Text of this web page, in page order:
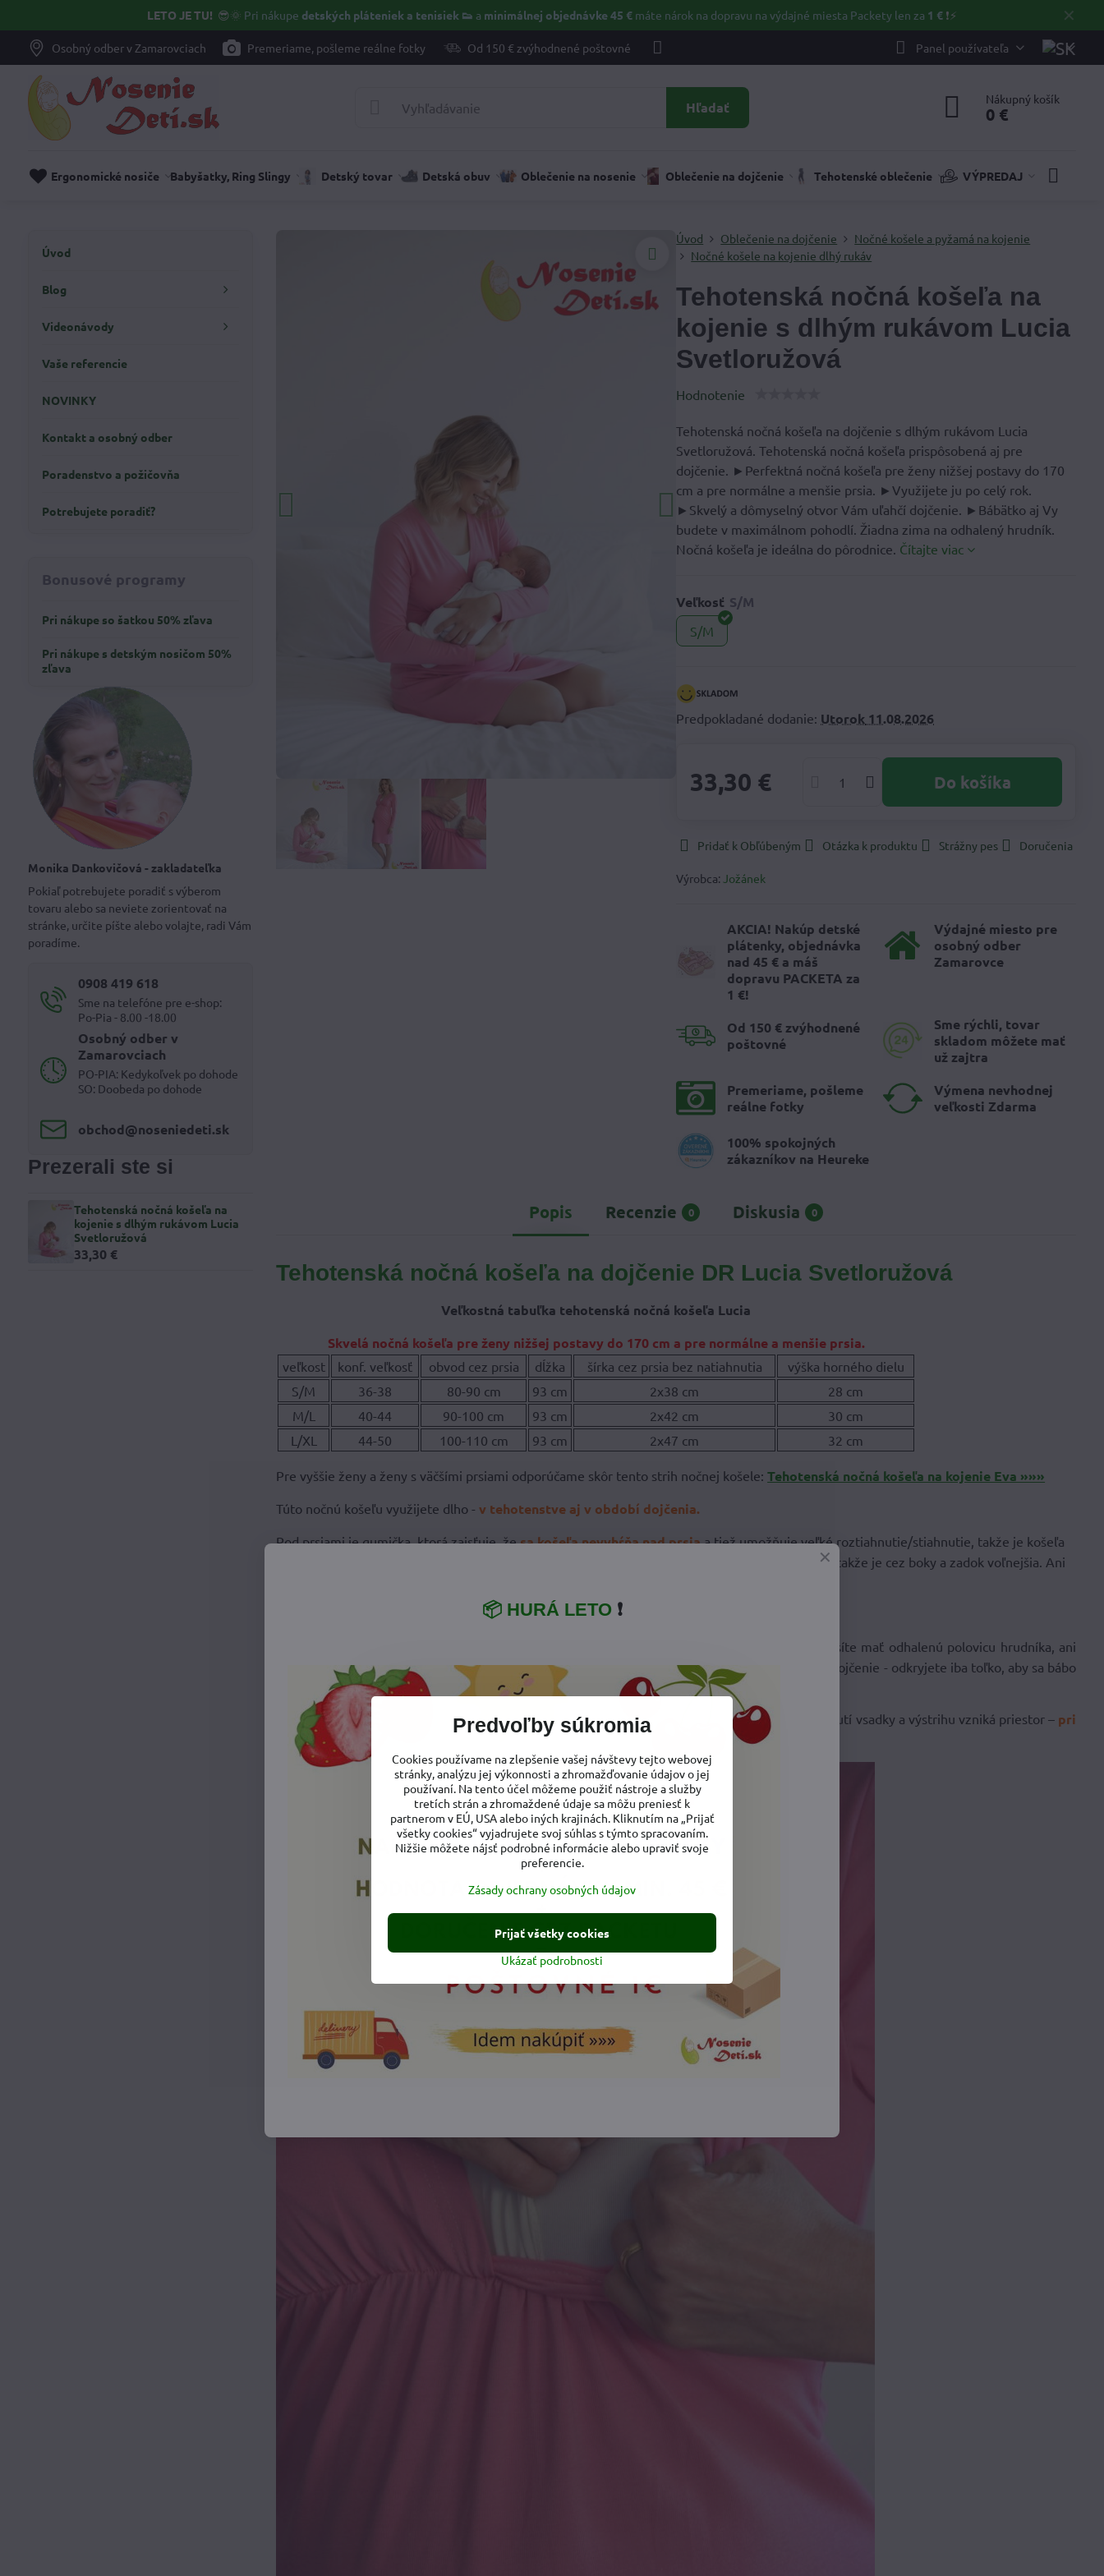
✕
LETO JE TU! 😎🌞 Pri nákupe detských pláteniek a tenisiek 👟 a minimálnej objednávke 45 €máte nárok na dopravu na výdajné miesta Packety len za 1 €❗⚡️
Osobný odber v Zamarovciach Premeriame, pošleme reálne fotky Od 150 € zvýhodnené poštovné Panel používateľa
Hľadať Nákupný košík
0 €
Ergonomické nosiče Babyšatky, Ring Slingy Detský tovar Detská obuv Oblečenie na nosenie Oblečenie na dojčenie Tehotenské oblečenie VÝPREDAJ
Úvod Oblečenie na dojčenie
Nočné košele a pyžamá na kojenie
Nočné košele na kojenie dlhý rukáv
Tehotenská nočná košeľa na
kojenie s dlhým rukávom Lucia
Svetloružová
Hodnotenie
Tehotenská nočná košeľa na dojčenie s dlhým rukávom Lucia
Svetloružová. Tehotenská nočná košeľa prispôsobená aj pre
dojčenie. ►Perfektná nočná košeľa pre ženy nižšej postavy do 170
cm a pre normálne a menšie prsia. ►Využijete ju po celý rok.
►Skvelý a dômyselný otvor Vám uľahčí dojčenie. ►Bábätko aj Vy
budete v maximálnom pohodlí. Žiadna zima na odhalený hrudník.
Nočná košeľa je ideálna do pôrodnice. Čítajte viac
Veľkosť
S/M
Predpokladané dodanie: Utorok 11.08.2026
33,30 € Do košíka
Pridať k Obľúbeným Otázka k produktu Strážny pes Doručenia
Výrobca: Jožánek
AKCIA! Nakúp detské
plátenky, objednávka
nad 45 € a máš
dopravu PACKETA za
1 €!
Výdajné miesto pre
osobný odber
Zamarovce
Od 150 € zvýhodnené
poštovné
Sme rýchli, tovar
skladom môžete mať
už zajtra
Premeriame, pošleme
reálne fotky
Výmena nevhodnej
veľkosti Zdarma
100% spokojných
zákazníkov na Heureke
Popis Recenzie 0 Diskusia 0
Tehotenská nočná košeľa na dojčenie DR Lucia Svetloružová
Veľkostná tabuľka tehotenská nočná košeľa Lucia
Skvelá nočná košeľa pre ženy nižšej postavy do 170 cm a pre normálne a menšie prsia.
veľkost konf. veľkosť obvod cez prsia dĺžka šírka cez prsia bez natiahnutia
výška horného dielu
S/M
36-38 80-90 cm 93 cm 2x38 cm
28 cm
M/L
40-44 90-100 cm 93 cm 2x42 cm
30 cm
L/XL
44-50 100-110 cm 93 cm 2x47 cm 32 cm
Pre vyššie ženy a ženy s väčšími prsiami odporúčame skôr tento strih nočnej košele:Tehotenská nočná košeľa na kojenie Eva »»»
Túto nočnú košeľu využijete dlho -v tehotenstve aj v období dojčenia.
Pod prsiami je gumička, ktorá zaisťuje, že sa košeľa nevyhŕňa nad prsiaa tiež umožňuje veľké roztiahnutie/stiahnutie, takže je košeľa
strihaná do „A“ , takže je cez boky a zadok voľnejšia. Ani
Pri dojčení nemusíte mať odhalenú polovicu hrudníka, ani
celý prsník vonku. Táto nočná košeľa má vo výstrihu vsadku a pri jej odhrnutí vzniká priestor na dojčenie - odkryjete iba toľko, aby sa bábo
dostalo ku mliečku.
V noci dojčiacu košeľu určite oceníte, pretožeVám nebude zima na odhalené prsia– pri odhrnutí vsadky a výstrihu vzniká priestor – pri
dojčení nie je odhalený celý dekolt
Úvod
Blog
Videonávody
Vaše referencie
NOVINKY
Kontakt a osobný odber
Poradenstvo a požičovňa
Potrebujete poradiť?
Bonusové programy
Pri nákupe so šatkou 50% zľava
Pri nákupe s detským nosičom 50%
zľava
Monika Dankovičová - zakladateľka
Pokiaľ potrebujete poradiť s výberom
tovaru alebo sa neviete zorientovať na
stránke, určite píšte alebo volajte, radi Vám
poradíme.
0908 419 618
Sme na telefóne pre e-shop:
Po-Pia - 8.00 -18.00
Osobný odber v
Zamarovciach
PO-PIA: Kedykoľvek po dohode
SO: Doobeda po dohode
obchod​@noseniedeti​.sk
Prezerali ste si
Tehotenská nočná košeľa na
kojenie s dlhým rukávom Lucia
Svetloružová
33,30 €
Predvoľby súkromia
Cookies používame na zlepšenie vašej návštevy tejto webovej
stránky, analýzu jej výkonnosti a zhromažďovanie údajov o jej
používaní. Na tento účel môžeme použiť nástroje a služby
tretích strán a zhromaždené údaje sa môžu preniesť k
partnerom v EÚ, USA alebo iných krajinách. Kliknutím na „Prijať
všetky cookies“ vyjadrujete svoj súhlas s týmto spracovaním.
Nižšie môžete nájsť podrobné informácie alebo upraviť svoje
preferencie.
Zásady ochrany osobných údajov
Ukázať podrobnosti
Prijať všetky cookies
📦 HURÁ LETO ❗